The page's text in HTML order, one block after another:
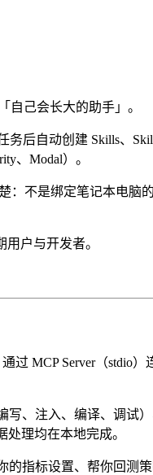
自己会长大的助手」。
后自动创建 Skills、
、Modal）。
：不是绑定笔记本电脑
户与开发者。
过 MCP Server（stdio
、注入、编译、调试
理均在本地完成。
的指标设置、帮你回测